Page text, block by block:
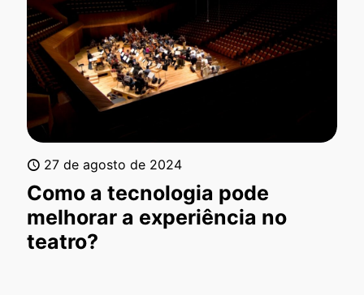
27 de agosto de 2024
Como a tecnologia pode
melhorar a experiência no
teatro?